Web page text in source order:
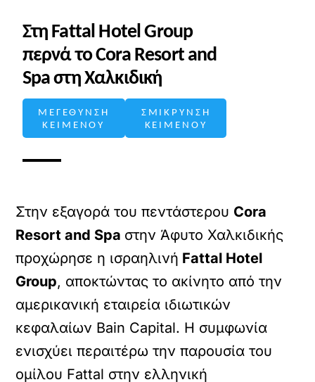
Στη Fattal Hotel Group
περνά το Cora Resort and
Spa στη Χαλκιδική
ΜΕΓΕΘΥΝΣΗ
ΚΕΙΜΕΝΟΥ
ΣΜΙΚΡΥΝΣΗ
ΚΕΙΜΕΝΟΥ
Στην εξαγορά του πεντάστερου Cora
Resort and Spa στην Άφυτο Χαλκιδικής
προχώρησε η ισραηλινή Fattal Hotel
Group, αποκτώντας το ακίνητο από την
αμερικανική εταιρεία ιδιωτικών
κεφαλαίων Bain Capital. Η συμφωνία
ενισχύει περαιτέρω την παρουσία του
ομίλου Fattal στην ελληνική